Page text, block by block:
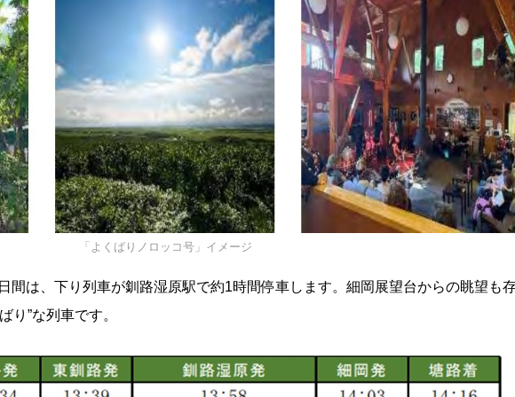
「よくばりノロッコ号」イメージ
間は、下り列車が釧路湿原駅で約1時間停車します。細岡展望台からの眺望も
り”な列車です。